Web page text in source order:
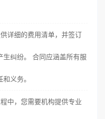
详细的费用清单，并签订
纠纷。 合同应涵盖所有服
义务。
中，您需要机构提供专业